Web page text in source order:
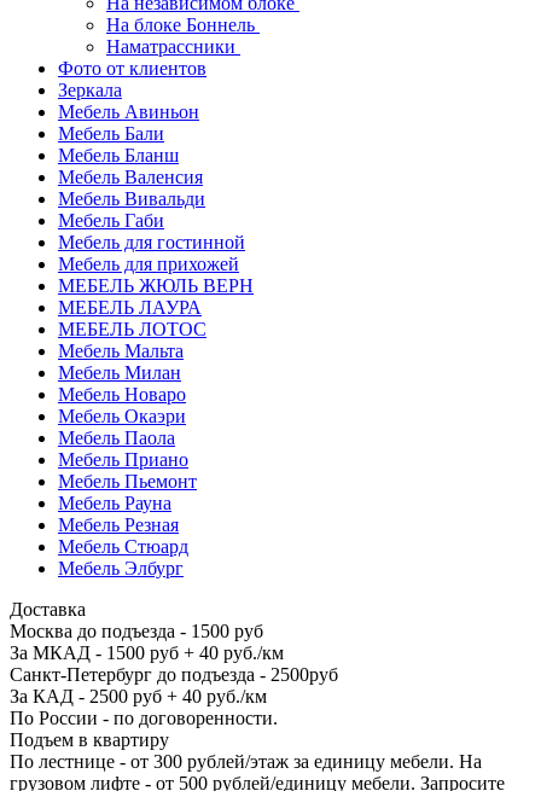
На блоке Боннель
Наматрассники
Фото от клиентов
Зеркала
Мебель Авиньон
Мебель Бали
Мебель Бланш
Мебель Валенсия
Мебель Вивальди
Мебель Габи
Мебель для гостинной
Мебель для прихожей
МЕБЕЛЬ ЖЮЛЬ ВЕРН
МЕБЕЛЬ ЛАУРА
МЕБЕЛЬ ЛОТОС
Мебель Мальта
Мебель Милан
Мебель Новаро
Мебель Окаэри
Мебель Паола
Мебель Приано
Мебель Пьемонт
Мебель Рауна
Мебель Резная
Мебель Стюард
Мебель Элбург
Доставка
Москва до подъезда - 1500 руб
За МКАД - 1500 руб + 40 руб./км
Санкт-Петербург до подъезда - 2500руб
За КАД - 2500 руб + 40 руб./км
По России - по договоренности.
Подъем в квартиру
По лестнице - от 300 рублей/этаж за единицу мебели. На
грузовом лифте - от 500 рублей/единицу мебели. Запросите